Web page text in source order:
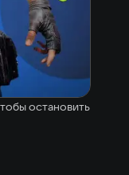
остановить